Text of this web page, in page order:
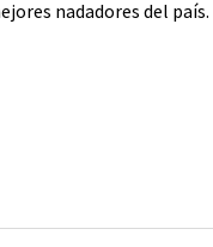
nadadores del país.